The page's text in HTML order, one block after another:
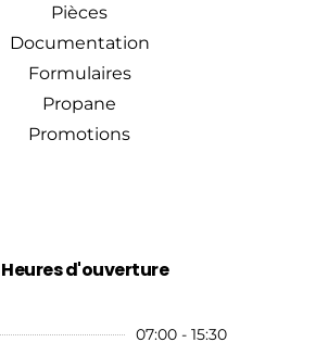
Pièces
Documentation
Formulaires
Propane
Promotions
Heures d'ouverture
07:00 - 15:30